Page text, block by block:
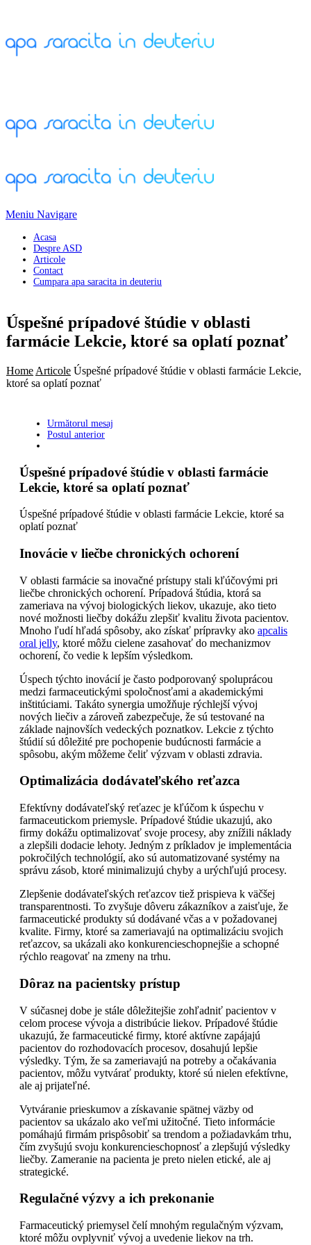
Meniu Navigare
Acasa
Despre ASD
Articole
Contact
Cumpara apa saracita in deuteriu
Úspešné prípadové štúdie v oblasti
farmácie Lekcie, ktoré sa oplatí poznať
Home Articole Úspešné prípadové štúdie v oblasti farmácie Lekcie,
ktoré sa oplatí poznať
Următorul mesaj
Postul anterior
Úspešné prípadové štúdie v oblasti farmácie
Lekcie, ktoré sa oplatí poznať
Úspešné prípadové štúdie v oblasti farmácie Lekcie, ktoré sa
oplatí poznať
Inovácie v liečbe chronických ochorení
V oblasti farmácie sa inovačné prístupy stali kľúčovými pri
liečbe chronických ochorení. Prípadová štúdia, ktorá sa
zameriava na vývoj biologických liekov, ukazuje, ako tieto
nové možnosti liečby dokážu zlepšiť kvalitu života pacientov.
Mnoho ľudí hľadá spôsoby, ako získať prípravky ako apcalis
oral jelly, ktoré môžu cielene zasahovať do mechanizmov
ochorení, čo vedie k lepším výsledkom.
Úspech týchto inovácií je často podporovaný spoluprácou
medzi farmaceutickými spoločnosťami a akademickými
inštitúciami. Takáto synergia umožňuje rýchlejší vývoj
nových liečiv a zároveň zabezpečuje, že sú testované na
základe najnovších vedeckých poznatkov. Lekcie z týchto
štúdií sú dôležité pre pochopenie budúcnosti farmácie a
spôsobu, akým môžeme čeliť výzvam v oblasti zdravia.
Optimalizácia dodávateľského reťazca
Efektívny dodávateľský reťazec je kľúčom k úspechu v
farmaceutickom priemysle. Prípadové štúdie ukazujú, ako
firmy dokážu optimalizovať svoje procesy, aby znížili náklady
a zlepšili dodacie lehoty. Jedným z príkladov je implementácia
pokročilých technológií, ako sú automatizované systémy na
správu zásob, ktoré minimalizujú chyby a urýchľujú procesy.
Zlepšenie dodávateľských reťazcov tiež prispieva k väčšej
transparentnosti. To zvyšuje dôveru zákazníkov a zaisťuje, že
farmaceutické produkty sú dodávané včas a v požadovanej
kvalite. Firmy, ktoré sa zameriavajú na optimalizáciu svojich
reťazcov, sa ukázali ako konkurencieschopnejšie a schopné
rýchlo reagovať na zmeny na trhu.
Dôraz na pacientsky prístup
V súčasnej dobe je stále dôležitejšie zohľadniť pacientov v
celom procese vývoja a distribúcie liekov. Prípadové štúdie
ukazujú, že farmaceutické firmy, ktoré aktívne zapájajú
pacientov do rozhodovacích procesov, dosahujú lepšie
výsledky. Tým, že sa zameriavajú na potreby a očakávania
pacientov, môžu vytvárať produkty, ktoré sú nielen efektívne,
ale aj prijateľné.
Vytváranie prieskumov a získavanie spätnej väzby od
pacientov sa ukázalo ako veľmi užitočné. Tieto informácie
pomáhajú firmám prispôsobiť sa trendom a požiadavkám trhu,
čím zvyšujú svoju konkurencieschopnosť a zlepšujú výsledky
liečby. Zameranie na pacienta je preto nielen etické, ale aj
strategické.
Regulačné výzvy a ich prekonanie
Farmaceutický priemysel čelí mnohým regulačným výzvam,
ktoré môžu ovplyvniť vývoj a uvedenie liekov na trh.